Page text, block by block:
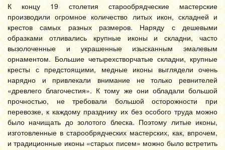
К концу 19 столетия старообрядческие мастерские
производили огромное количество литых икон, складней и
крестов самых разных размеров. Наряду с дешевыми
образками отливались крупные иконы и складни, часто
вызолоченные и украшенные изысканным эмалевым
орнаментом. Большие четырехстворчатые складни, крупные
кресты с предстоящими, медные иконы выглядели очень
нарядно и привлекали внимание не только ревнителей
«древлего благочестия». К тому же они обладали большой
прочностью, не требовали большой осторожности при
перевозке, к каждому празднику их без особого труда можно
было начищать до золотого блеска. Поэтому литые иконы,
изготовленные в старообрядческих мастерских, как, впрочем,
и традиционные иконы «старых писем» можно было встретить